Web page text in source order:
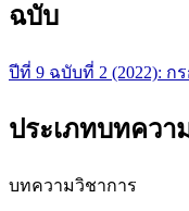
ฉบับ
ปีที่ 9 ฉบับที่ 2 (2022):
ประเภทบทควา
บทความวิชาการ